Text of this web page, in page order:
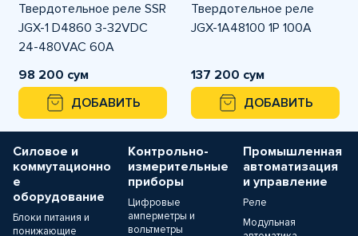
Твердотельное реле SSR
JGX-1 D4860 3-32VDC
24-480VAC 60А
98 200 сум
ДОБАВИТЬ
Твердотельное реле
JGX-1A48100 1P 100A
137 200 сум
ДОБАВИТЬ
Силовое и
коммутационно
е
оборудование
Блоки питания и
понижающие
Контрольно-
измерительные
приборы
Цифровые
амперметры и
вольтметры
Промышленная
автоматизация
и управление
Реле
Модульная